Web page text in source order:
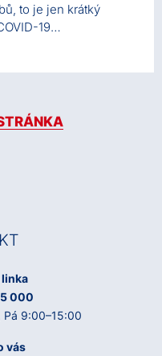
to je jen krátký
19…
linka
000
Pá 9:00–15:00
vás